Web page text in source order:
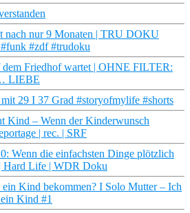
nach nur 9 Monaten | TRU DOKU
#zdf #trudoku
dem Friedhof wartet | OHNE FILTER:
LIEBE
29 I 37 Grad #storyofmylife #shorts
Kind – Wenn der Kinderwunsch
| rec. | SRF
Wenn die einfachsten Dinge plötzlich
Hard Life | WDR Doku
Kind bekommen? I Solo Mutter – Ich
Kind #1